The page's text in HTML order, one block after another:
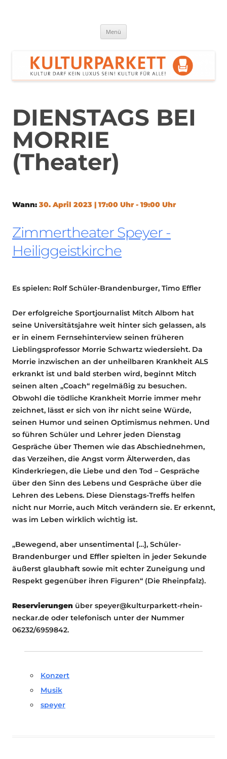
Menü
DIENSTAGS BEI
MORRIE
(Theater)
Wann: 30. April 2023 | 17:00 Uhr - 19:00 Uhr
Zimmertheater Speyer -
Heiliggeistkirche
Es spielen: Rolf Schüler-Brandenburger, Timo Effler
Der erfolgreiche Sportjournalist Mitch Albom hat
seine Universitätsjahre weit hinter sich gelassen, als
er in einem Fernsehinterview seinen früheren
Lieblingsprofessor Morrie Schwartz wiedersieht. Da
Morrie inzwischen an der unheilbaren Krankheit ALS
erkrankt ist und bald sterben wird, beginnt Mitch
seinen alten „Coach“ regelmäßig zu besuchen.
Obwohl die tödliche Krankheit Morrie immer mehr
zeichnet, lässt er sich von ihr nicht seine Würde,
seinen Humor und seinen Optimismus nehmen. Und
so führen Schüler und Lehrer jeden Dienstag
Gespräche über Themen wie das Abschiednehmen,
das Verzeihen, die Angst vorm Älterwerden, das
Kinderkriegen, die Liebe und den Tod – Gespräche
über den Sinn des Lebens und Gespräche über die
Lehren des Lebens. Diese Dienstags-Treffs helfen
nicht nur Morrie, auch Mitch verändern sie. Er erkennt,
was im Leben wirklich wichtig ist.
„Bewegend, aber unsentimental […], Schüler-
Brandenburger und Effler spielten in jeder Sekunde
äußerst glaubhaft sowie mit echter Zuneigung und
Respekt gegenüber ihren Figuren“ (Die Rheinpfalz).
Reservierungen über speyer@kulturparkett-rhein-
neckar.de oder telefonisch unter der Nummer
06232/6959842.
Konzert
Musik
speyer